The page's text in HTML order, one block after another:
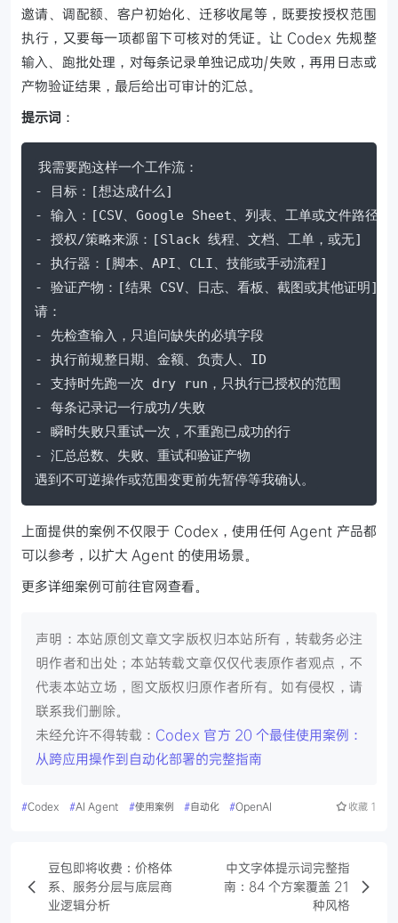
邀请、调配额、客户初始化、迁移收尾等，既要按授权范围
执行，又要每一项都留下可核对的凭证。让 Codex 先规整
输入、跑批处理，对每条记录单独记成功/失败，再用日志或
产物验证结果，最后给出可审计的汇总。
提示词 ：
我需要跑这样一个工作流：
- 目标：[想达成什么]
- 输入：[CSV、Google Sheet、列表、工单或文件路径]
- 授权/策略来源：[Slack 线程、文档、工单，或无]
- 执行器：[脚本、API、CLI、技能或手动流程]
- 验证产物：[结果 CSV、日志、看板、截图或其他证明]
请：
- 先检查输入，只追问缺失的必填字段
- 执行前规整日期、金额、负责人、ID
- 支持时先跑一次 dry run，只执行已授权的范围
- 每条记录记一行成功/失败
- 瞬时失败只重试一次，不重跑已成功的行
- 汇总总数、失败、重试和验证产物
遇到不可逆操作或范围变更前先暂停等我确认。
上面提供的案例不仅限于 Codex，使用任何 Agent 产品都
可以参考，以扩大 Agent 的使用场景。
更多详细案例可前往官网查看。
声明：本站原创文章文字版权归本站所有，转载务必注
明作者和出处；本站转载文章仅仅代表原作者观点，不
代表本站立场，图文版权归原作者所有。如有侵权，请
联系我们删除。
未经允许不得转载： Codex 官方 20 个最佳使用案例：
从跨应用操作到自动化部署的完整指南
#Codex #AI Agent #使用案例 #自动化 #OpenAI 收藏 1
豆包即将收费：价格体
系、服务分层与底层商
业逻辑分析
中文字体提示词完整指
南：84 个方案覆盖 21
种风格